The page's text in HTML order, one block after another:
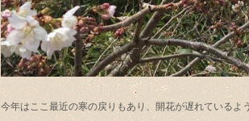
今年はここ最近の寒の戻りもあり、開花が遅れているよ